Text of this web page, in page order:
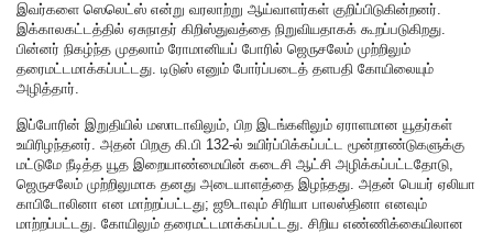
இவர்களை ஸெலெட்ஸ் என்று வரலாற்று ஆய்வாளர்கள் குறிப்பிடுகின்றனர்.
இக்காலகட்டத்தில் ஏசுநாதர் கிறிஸ்துவத்தை நிறுவியதாகக் கூறப்படுகிறது.
பின்னர் நிகழ்ந்த முதலாம் ரோமானியப் போரில் ஜெருசலேம் முற்றிலும்
தரைமட்டமாக்கப்பட்டது. டிடுஸ் எனும் போர்ப்படைத் தளபதி கோயிலையும்
அழித்தார்.
இப்போரின் இறுதியில் மஸாடாவிலும், பிற இடங்களிலும் ஏராளமான யூதர்கள்
உயிரிழந்தனர். அதன் பிறகு கி.பி 132-ல் உயிர்ப்பிக்கப்பட்ட மூன்றாண்டுகளுக்கு
மட்டுமே நீடித்த யூத இறையாண்மையின் கடைசி ஆட்சி அழிக்கப்பட்டதோடு,
ஜெருசலேம் முற்றிலுமாக தனது அடையாளத்தை இழந்தது. அதன் பெயர் ஏலியா
காபிடோலினா என மாற்றப்பட்டது; ஜூடாவும் சிரியா பாலஸ்தினா எனவும்
மாற்றப்பட்டது. கோயிலும் தரைமட்டமாக்கப்பட்டது. சிறிய எண்ணிக்கையிலான